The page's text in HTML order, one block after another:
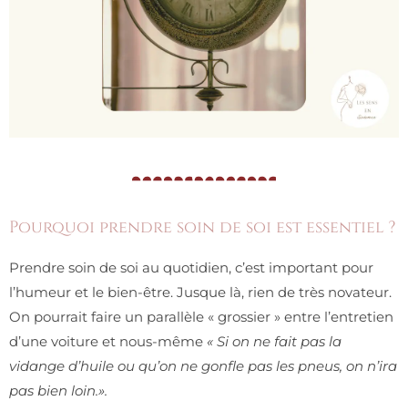
Pourquoi prendre soin de soi est essentiel ?
Prendre soin de soi au quotidien, c’est important pour
l’humeur et le bien-être. Jusque là, rien de très novateur.
On pourrait faire un parallèle « grossier » entre l’entretien
d’une voiture et nous-même « Si on ne fait pas la
vidange d’huile ou qu’on ne gonfle pas les pneus, on n’ira
pas bien loin.».